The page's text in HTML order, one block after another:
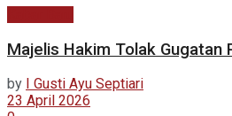
Majelis Hakim Tolak Gugatan
by
I Gusti Ayu Septiari
23 April 2026